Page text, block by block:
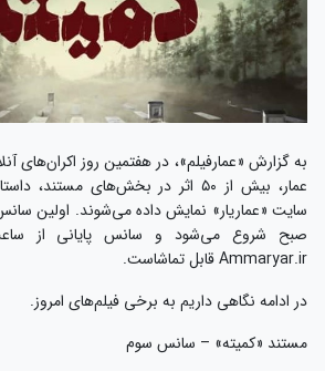
به گزارش «عمارفیلم»، در هفتمین روز اکران‌‌های
عمار، بیش از ۵۰ اثر در بخش‌های
Ammaryar.ir قابل تماشاست.
در ادامه نگاهی داریم به برخی فیلم‌های امروز.
مستند «کمیته» – سانس سوم